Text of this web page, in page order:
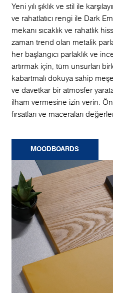
Yeni yılı şıklık ve stil ile
ve rahatlatıcı rengi ile Dark
mekanı sıcaklık ve rahatlık
zaman trend olan metalik
her başlangıcı parlaklık ve
artırmak için, tüm unsurları
kabartmalı dokuya sahip
ve davetkar bir atmosfer
ilham vermesine izin verin.
fırsatları ve maceraları
MOODBOARDS